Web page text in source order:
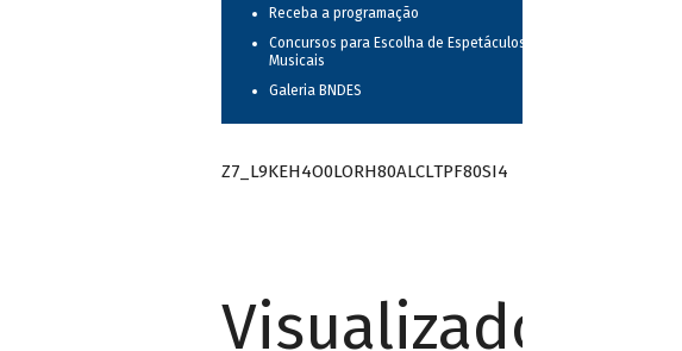
Receba a programação
Concursos para Escolha de Espetáculos
Musicais
Galeria BNDES
Z7_L9KEH4O0LORH80ALCLTPF80SI4
Visualizador